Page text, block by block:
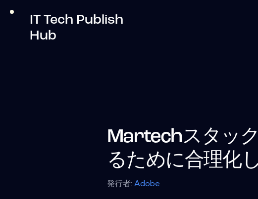
IT Tech Publish
Hub
Martechスタッ
るために合理化
発行者:Adobe